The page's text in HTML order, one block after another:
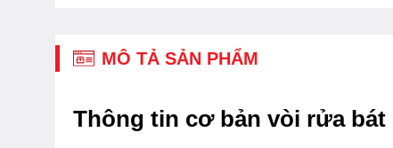
MÔ TẢ SẢN PHẨM
Thông tin cơ bản vòi rửa bát